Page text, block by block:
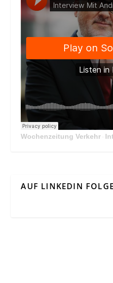
Wochenzeitung Verkehr ·
AUF LINKEDIN